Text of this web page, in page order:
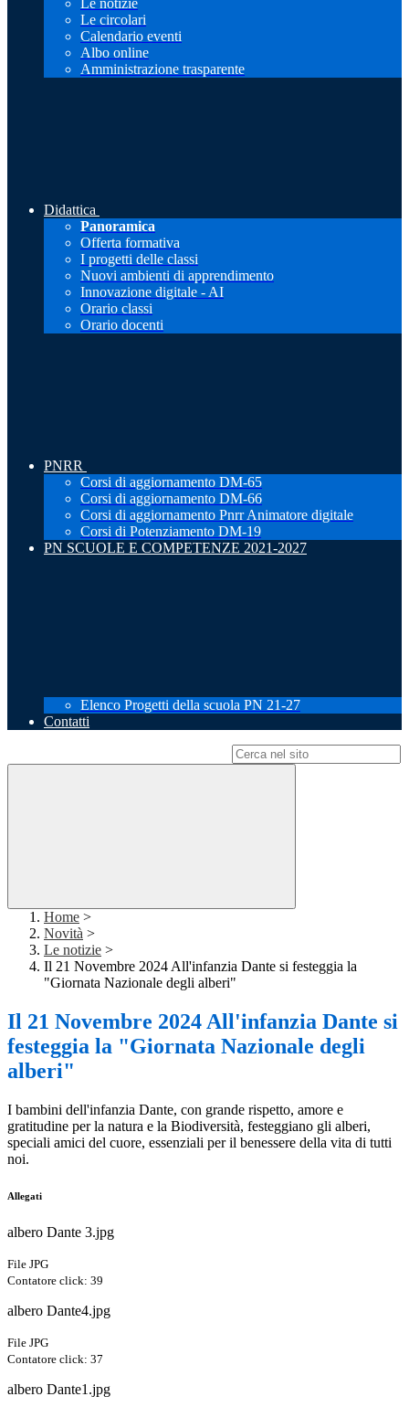
Le notizie
Le circolari
Calendario eventi
Albo online
Amministrazione trasparente
Didattica
Panoramica
Offerta formativa
I progetti delle classi
Nuovi ambienti di apprendimento
Innovazione digitale - AI
Orario classi
Orario docenti
PNRR
Corsi di aggiornamento DM-65
Corsi di aggiornamento DM-66
Corsi di aggiornamento Pnrr Animatore digitale
Corsi di Potenziamento DM-19
PN SCUOLE E COMPETENZE 2021-2027
Elenco Progetti della scuola PN 21-27
Contatti
Home >
Novità >
Le notizie >
Il 21 Novembre 2024 All'infanzia Dante si festeggia la
"Giornata Nazionale degli alberi"
Il 21 Novembre 2024 All'infanzia Dante si
festeggia la "Giornata Nazionale degli
alberi"
I bambini dell'infanzia Dante, con grande rispetto, amore e
gratitudine per la natura e la Biodiversità, festeggiano gli alberi,
speciali amici del cuore, essenziali per il benessere della vita di tutti
noi.
Allegati
albero Dante 3.jpg
File JPG
Contatore click: 39
albero Dante4.jpg
File JPG
Contatore click: 37
albero Dante1.jpg